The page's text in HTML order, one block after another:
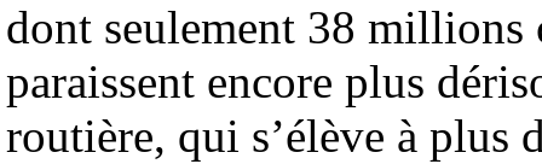
dont seulement 38 millions
paraissent encore plus
routière, qui s’élève à plus